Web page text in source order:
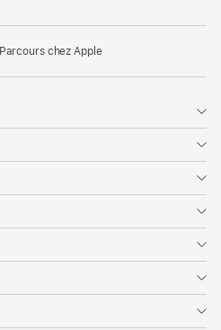
Parcours chez Apple